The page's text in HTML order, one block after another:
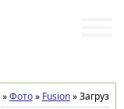
»Фото» Fusion»Загрузка